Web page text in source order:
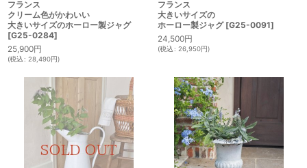
フランス
クリーム色がかわいい
大きいサイズのホーロー製ジャグ
[G25-0284]
25,900円
(税込: 28,490円)
フランス
大きいサイズの
ホーロー製ジャグ [G25-0091]
24,500円
(税込: 26,950円)